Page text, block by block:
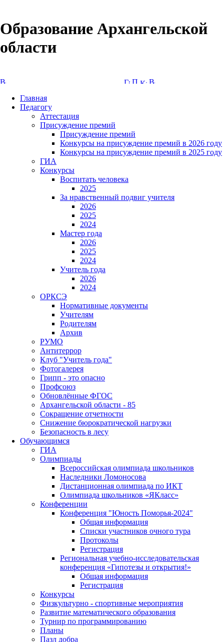
Образование Архангельской
области
Главная
Педагогу
Аттестация
Присуждение премий
Присуждение премий
Конкурсы на присуждение премий в 2026 году
Конкурсы на присуждение премий в 2025 году
ГИА
Конкурсы
Воспитать человека
2025
За нравственный подвиг учителя
2026
2025
2024
Мастер года
2026
2025
2024
Учитель года
2026
2024
ОРКСЭ
Нормативные документы
Учителям
Родителям
Архив
РУМО
Антитеррор
Клуб "Учитель года"
Фотогалерея
Грипп - это опасно
Профсоюз
Обновлённые ФГОС
Архангельской области - 85
Сокращение отчетности
Снижение бюрократической нагрузки
Безопасность в лесу
Обучающимся
ГИА
Олимпиады
Всероссийская олимпиада школьников
Наследники Ломоносова
Дистанционная олимпиада по ИКТ
Олимпиада школьников «ЯКласс»
Конференции
Конференция "Юность Поморья-2024"
Общая информация
Списки участников очного тура
Протоколы
Регистрация
Региональная учебно-исследовательская
конференция «Гипотезы и открытия!»
Общая информация
Регистрация
Конкурсы
Физкультурно - спортивные мероприятия
Развитие математического образования
Турнир по программированию
Планы
Пазл добра